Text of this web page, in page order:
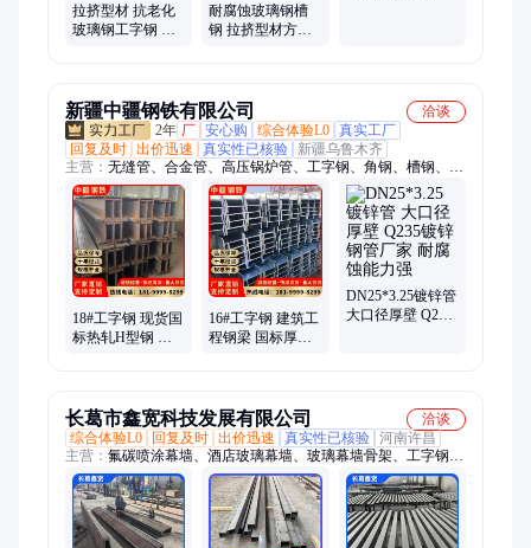
拉挤型材 抗老化
玻璃钢工字钢 共
耐腐蚀玻璃钢槽
钢 拉挤型材方管
新疆中疆钢铁有限公司
洽谈
2年 厂 安心购 综合体验L0 真实工厂
回复及时 出价迅速 真实性已核验
新疆乌鲁木齐
主营： 无缝管、合金管、高压锅炉管、工字钢、角钢、槽钢、不
锈钢管、镀锌管
18#工字钢 现货国
标热轧H型钢 多
16#工字钢 建筑工
程钢梁 国标厚壁
DN25*3.25镀锌管
大口径厚壁 Q235
长葛市鑫宽科技发展有限公司
洽谈
综合体验L0
回复及时 出价迅速 真实性已核验 河南许昌
主营： 氟碳喷涂幕墙、酒店玻璃幕墙、玻璃幕墙骨架、工字钢、
外露幕墙钢件、建筑幕墙精制钢、幕墙精制钢型材